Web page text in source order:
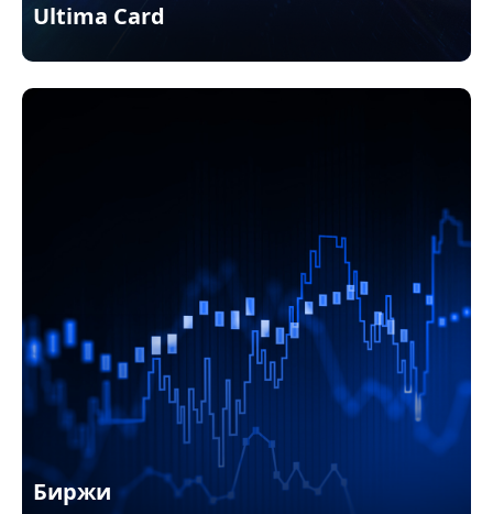
Ultima Card
Биржи